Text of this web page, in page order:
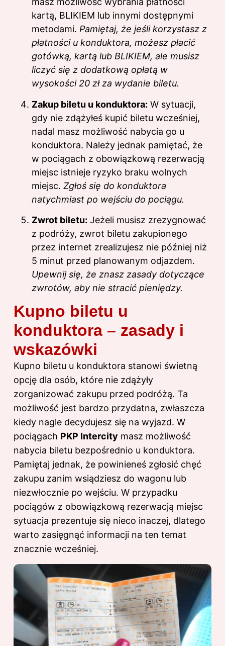
kartą, BLIKIEM lub innymi dostępnymi
metodami. Pamiętaj, że jeśli korzystasz z
płatności u konduktora, możesz płacić
gotówką, kartą lub BLIKIEM, ale musisz
liczyć się z dodatkową opłatą w
wysokości 20 zł za wydanie biletu.
Zakup biletu u konduktora: W sytuacji,
gdy nie zdążyłeś kupić biletu wcześniej,
nadal masz możliwość nabycia go u
konduktora. Należy jednak pamiętać, że
w pociągach z obowiązkową rezerwacją
miejsc istnieje ryzyko braku wolnych
miejsc. Zgłoś się do konduktora
natychmiast po wejściu do pociągu.
Zwrot biletu: Jeżeli musisz zrezygnować
z podróży, zwrot biletu zakupionego
przez internet zrealizujesz nie później niż
5 minut przed planowanym odjazdem.
Upewnij się, że znasz zasady dotyczące
zwrotów, aby nie stracić pieniędzy.
Kupno biletu u
konduktora – zasady i
wskazówki
Kupno biletu u konduktora stanowi świetną
opcję dla osób, które nie zdążyły
zorganizować zakupu przed podróżą. Ta
możliwość jest bardzo przydatna, zwłaszcza
kiedy nagle decydujesz się na wyjazd. W
pociągach PKP Intercity masz możliwość
nabycia biletu bezpośrednio u konduktora.
Pamiętaj jednak, że powinieneś zgłosić chęć
zakupu zanim wsiądziesz do wagonu lub
niezwłocznie po wejściu. W przypadku
pociągów z obowiązkową rezerwacją miejsc
sytuacja prezentuje się nieco inaczej, dlatego
warto zasięgnąć informacji na ten temat
znacznie wcześniej.